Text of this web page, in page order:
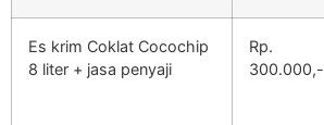
Es krim Coklat Cocochip
8 liter + jasa penyaji
Rp.
300.000,-